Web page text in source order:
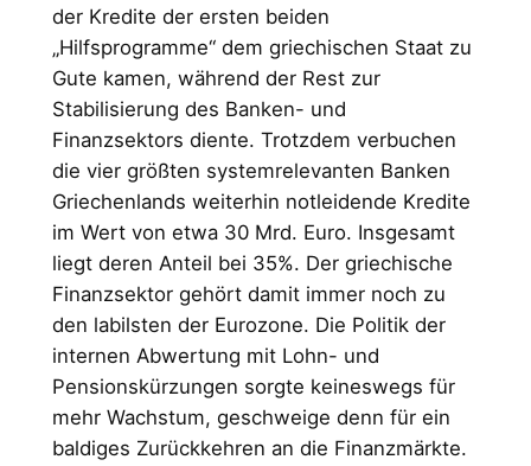
der Kredite der ersten beiden
„Hilfsprogramme“ dem griechischen Staat zu
Gute kamen, während der Rest zur
Stabilisierung des Banken- und
Finanzsektors diente. Trotzdem verbuchen
die vier größten systemrelevanten Banken
Griechenlands weiterhin notleidende Kredite
im Wert von etwa 30 Mrd. Euro. Insgesamt
liegt deren Anteil bei 35%. Der griechische
Finanzsektor gehört damit immer noch zu
den labilsten der Eurozone. Die Politik der
internen Abwertung mit Lohn- und
Pensionskürzungen sorgte keineswegs für
mehr Wachstum, geschweige denn für ein
baldiges Zurückkehren an die Finanzmärkte.